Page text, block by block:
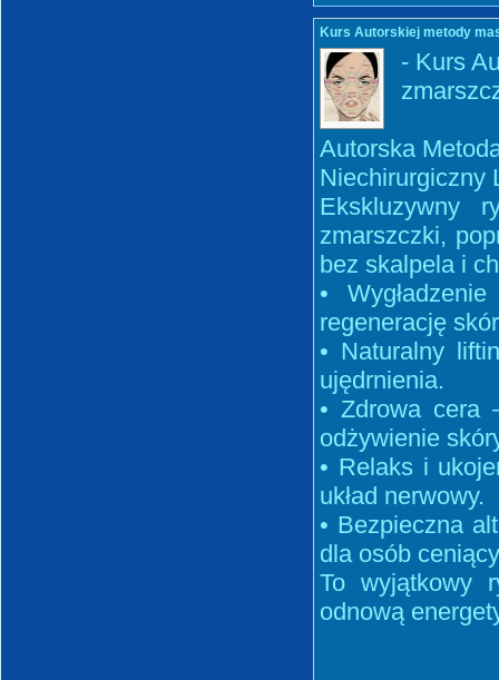
Kurs Autorskiej metody
- Kurs
Autorska
Niechirurgiczny
Ekskluzywny
zmarszczki,
bez skalpela i
•
regenerację
• Naturalny
ujędrnienia.
• Zdrowa cera
odżywienie
• Relaks i
układ nerwowy.
• Bezpieczna
dla osób
To wyjątkowy
odnową